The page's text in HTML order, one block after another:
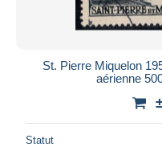
St. Pierre Miquelon
aérienne
Statut